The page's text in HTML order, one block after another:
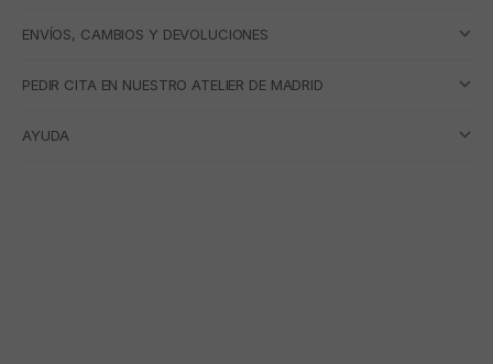
ENVÍOS, CAMBIOS Y DEVOLUCIONES
PEDIR CITA EN NUESTRO ATELIER DE MADRID
AYUDA